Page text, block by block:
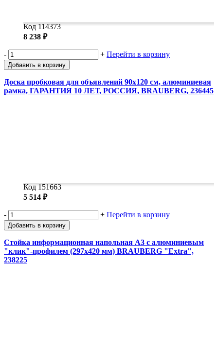
Код 114373
8 238 ₽
- + Перейти в корзину
Добавить в корзину
Доска пробковая для объявлений 90х120 см, алюминиевая
рамка, ГАРАНТИЯ 10 ЛЕТ, РОССИЯ, BRAUBERG, 236445
Код 151663
5 514 ₽
- + Перейти в корзину
Добавить в корзину
Стойка информационная напольная А3 с алюминиевым
"клик"-профилем (297х420 мм) BRAUBERG "Extra",
238225